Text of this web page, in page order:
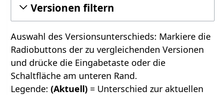
Versionen filtern
Auswahl des Versionsunterschieds: Markiere die
Radiobuttons der zu vergleichenden Versionen
und drücke die Eingabetaste oder die
Schaltfläche am unteren Rand.
Legende:(Aktuell) = Unterschied zur aktuellen